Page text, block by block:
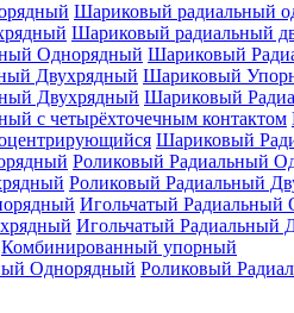
Шариковый радиальный
Шариковый радиальный
Шариковый
Шариковый
Шариковый
Шариковый
Роликовый Радиальный
Роликовый Радиальный
Игольчатый Радиальный
Игольчатый Радиальный
Комбинированный упорный
Роликовый